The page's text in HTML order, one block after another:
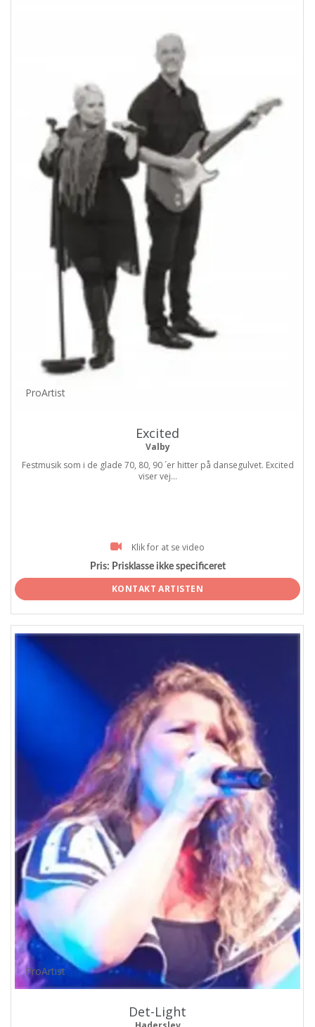
ProArtist
Excited
Valby
Festmusik som i de glade 70, 80, 90 ´er hitter på dansegulvet. Excited
viser vej...
Klik for at se video
Pris: Prisklasse ikke specificeret
KONTAKT ARTISTEN
ProArtist
Det-Light